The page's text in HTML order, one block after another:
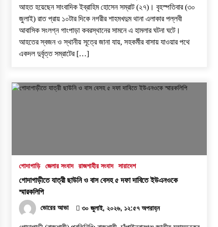
আহত হয়েছেন সাংবাদিক ইব্রাহিম হোসেন সম্রাট (২৭)। বৃহস্পতিবার (৩০
জুলাই) রাত প্রায় ১০টার দিকে নগরীর শাহমখদুম থানা এলাকার পল্লবী
আবাসিক সংলগ্ন গাংপাড়া কবরস্থানের সামনে এ হামলার ঘটনা ঘটে।
আহতের স্বজন ও স্থানীয় সূত্রে জানা যায়, সহকর্মীর বাসায় যাওয়ার পথে
একদল দুর্বৃত্ত সম্রাটের […]
গোদাগাড়ি জেলার সংবাদ রাজশাহীর সংবাদ সারাদেশ
গোদাগাড়ীতে যাত্রী ছাউনি ও বাস বেসহ ৫ দফা দাবিতে ইউএনওকে
স্মারকলিপি
ভোরের আভা ৩০ জুলাই, ২০২৬, ১২:৫৭ অপরাহ্ন